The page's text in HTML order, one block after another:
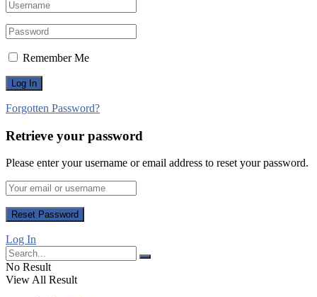
Remember Me
Forgotten Password?
Retrieve your password
Please enter your username or email address to reset your password.
Log In
No Result
View All Result